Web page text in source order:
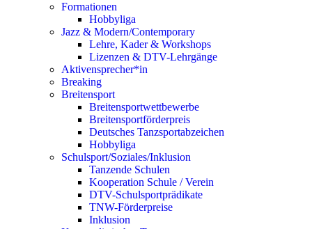
Formationen
Hobbyliga
Jazz & Modern/Contemporary
Lehre, Kader & Workshops
Lizenzen & DTV-Lehrgänge
Aktivensprecher*in
Breaking
Breitensport
Breitensportwettbewerbe
Breitensportförderpreis
Deutsches Tanzsportabzeichen
Hobbyliga
Schulsport/Soziales/Inklusion
Tanzende Schulen
Kooperation Schule / Verein
DTV-Schulsportprädikate
TNW-Förderpreise
Inklusion